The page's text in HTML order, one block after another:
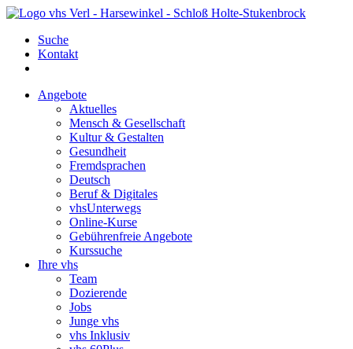
Suche
Kontakt
Angebote
Aktuelles
Mensch & Gesellschaft
Kultur & Gestalten
Gesundheit
Fremdsprachen
Deutsch
Beruf & Digitales
vhsUnterwegs
Online-Kurse
Gebührenfreie Angebote
Kurssuche
Ihre vhs
Team
Dozierende
Jobs
Junge vhs
vhs Inklusiv